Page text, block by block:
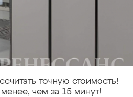
точную стоимость!
чем за 15 минут!